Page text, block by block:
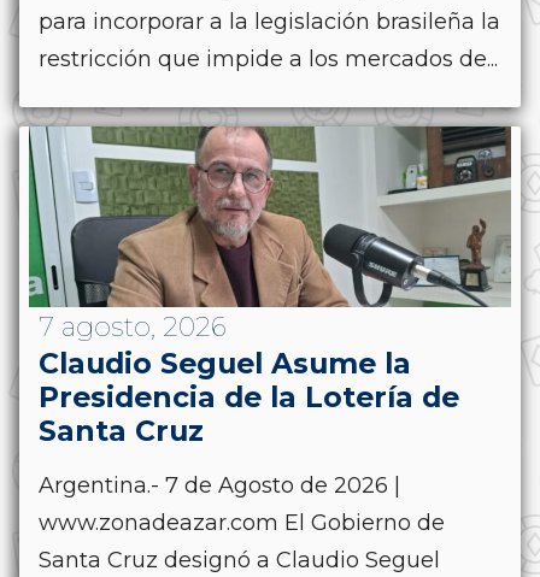
para incorporar a la legislación brasileña la
restricción que impide a los mercados de...
7 agosto, 2026
Claudio Seguel Asume la
Presidencia de la Lotería de
Santa Cruz
Argentina.- 7 de Agosto de 2026 |
www.zonadeazar.com El Gobierno de
Santa Cruz designó a Claudio Seguel